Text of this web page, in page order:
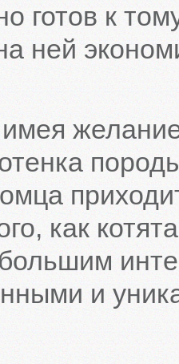
готов к
ней
как
и